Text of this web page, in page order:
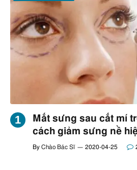
Mắt sưng sau cắt mí
cách giảm sưng nề
By Chào Bác Sĩ 2020-04-25